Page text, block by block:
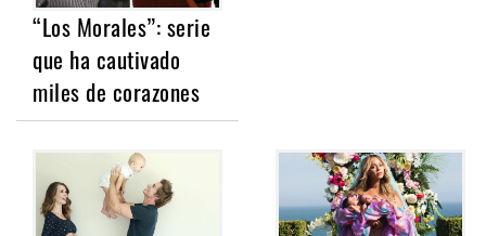
“Los Morales”: serie
que ha cautivado
miles de corazones